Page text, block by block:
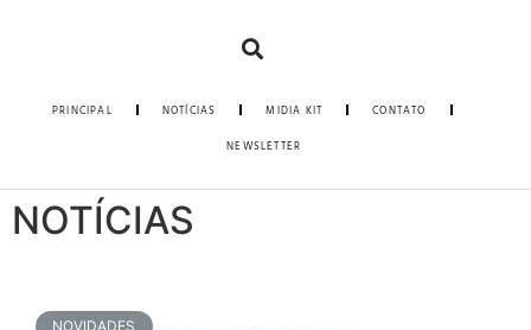
PRINCIPAL NOTÍCIAS MIDIA KIT CONTATO
NEWSLETTER
NOTÍCIAS
NOVIDADES